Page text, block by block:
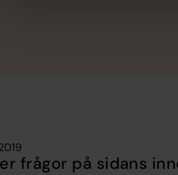
frågor på sidans